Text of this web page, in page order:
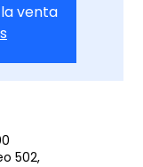
venta
502,